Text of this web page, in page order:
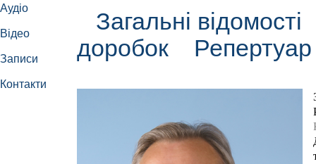
Аудіо
Відео
Записи
Контакти
Загальні відомості
доробок